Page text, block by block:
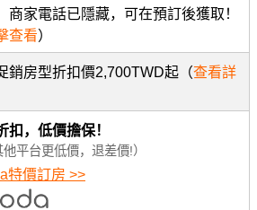
商家電話已隱藏，可在預訂後獲取！
查看）
銷房型折扣價2,700TWD起（查看詳
扣，低價擔保！
他平台更低價，退差價!）
特價訂房 >>